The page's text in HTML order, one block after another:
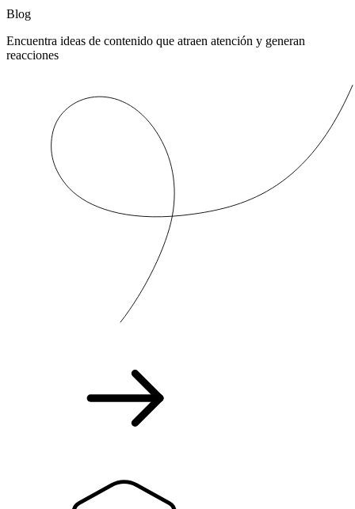
Blog
Encuentra ideas de contenido que atraen atención y generan
reacciones